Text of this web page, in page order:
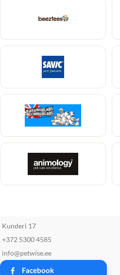
Kunderi 17
+372 5300 4585
info@petwise.ee
Facebook